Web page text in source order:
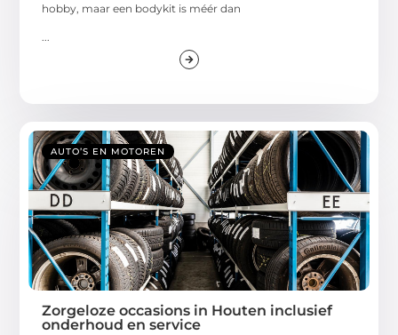
hobby, maar een bodykit is méér dan
...
AUTO’S EN MOTOREN
Zorgeloze occasions in Houten inclusief
onderhoud en service